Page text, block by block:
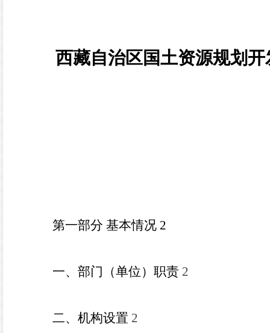
西藏自治区国土资源规划
第一部分 基本情况 2
一、部门（单位）职责 2
二、机构设置 2